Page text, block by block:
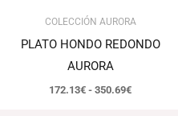
COLECCIÓN AURORA
PLATO HONDO REDONDO
AURORA
172.13€ - 350.69€